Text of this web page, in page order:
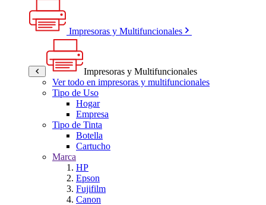
Impresoras y Multifuncionales
Impresoras y Multifuncionales
Ver todo en impresoras y multifuncionales
Tipo de Uso
Hogar
Empresa
Tipo de Tinta
Botella
Cartucho
Marca
HP
Epson
Fujifilm
Canon